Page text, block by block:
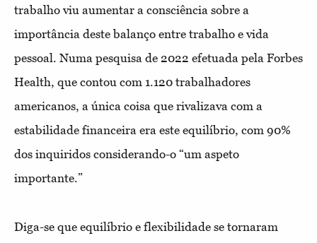
trabalho viu aumentar a consciência sobre a
importância deste balanço entre trabalho e vida
pessoal. Numa pesquisa de 2022 efetuada pela Forbes
Health, que contou com 1.120 trabalhadores
americanos, a única coisa que rivalizava com a
estabilidade financeira era este equilíbrio, com 90%
dos inquiridos considerando-o “um aspeto
importante.”
Diga-se que equilíbrio e flexibilidade se tornaram